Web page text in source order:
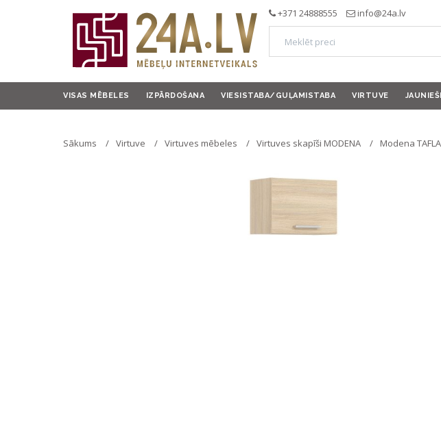
+371 24888555 info@24a.lv
VISAS MĒBELES IZPĀRDOŠANA VIESISTABA/GUĻAMISTABA VIRTUVE
Sākums Virtuve Virtuves mēbeles Virtuves skapīši MODENA Modena